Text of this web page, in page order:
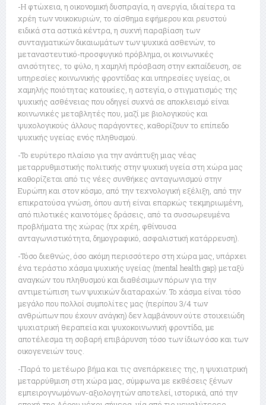
-Η φτώχεια, η οικονομική δυσπραγία, η ανεργία, ιδιαίτερα τα
χρέη των νοικοκυριών, το αίσθημα εφήμερου και ρευστού
ειδικά στα αστικά κέντρα, η συχνή παραβίαση των
συνταγματικών δικαιωμάτων των ψυχικά ασθενών, το
μεταναστευτικό-προσφυγικό πρόβλημα, οι κοινωνικές
ανισότητες, το φύλο, η χαμηλή πρόσβαση στην εκπαίδευση, σε
υπηρεσίες κοινωνικής φροντίδας και υπηρεσίες υγείας, οι
χαμηλής ποιότητας κατοικίες, η αστεγία, ο στιγματισμός της
ψυχικής ασθένειας που οδηγεί συχνά σε αποκλεισμό είναι
κοινωνικές μεταβλητές που, μαζί με βιολογικούς και
ψυχολογικούς άλλους παράγοντες, καθορίζουν το επίπεδο
ψυχικής υγείας ενός πληθυσμού.
-Το ευρύτερο πλαίσιο για την ανάπτυξη μιας νέας
μεταρρυθμιστικής πολιτικής στην ψυχική υγεία στη χώρα μας
καθορίζεται από τις νέες συνθήκες ανταγωνισμού στην
Ευρώπη και στον κόσμο, από την τεχνολογική εξέλιξη, από την
επικρατούσα γνώση, όπου αυτή είναι επαρκώς τεκμηριωμένη,
από πιλοτικές καινοτόμες δράσεις, από τα συσσωρευμένα
προβλήματα της χώρας (πχ χρέη, φθίνουσα
ανταγωνιστικότητα, δημογραφικό, ασφαλιστική κατάρρευση).
-Τόσο διεθνώς, όσο ακόμη περισσότερο στη χώρα μας, υπάρχει
ένα τεράστιο χάσμα ψυχικής υγείας (mental health gap) μεταξύ
αναγκών του πληθυσμού και διαθέσιμων πόρων για την
αντιμετώπιση των ψυχικών διαταραχών. Το χάσμα είναι τόσο
μεγάλο που πολλοί συμπολίτες μας (περίπου 3/4 των
ανθρώπων που έχουν ανάγκη) δεν λαμβάνουν ούτε στοιχειώδη
ψυχιατρική θεραπεία και ψυχοκοινωνική φροντίδα, με
αποτέλεσμα τη σοβαρή επιβάρυνση τόσο των ίδιων όσο και των
οικογενειών τους.
-Παρά το μετέωρο βήμα και τις ανεπάρκειες της, η ψυχιατρική
μεταρρύθμιση στη χώρα μας, σύμφωνα με εκθέσεις ξένων
εμπειρογνωμόνων-αξιολογητών αποτελεί, ιστορικά, από την